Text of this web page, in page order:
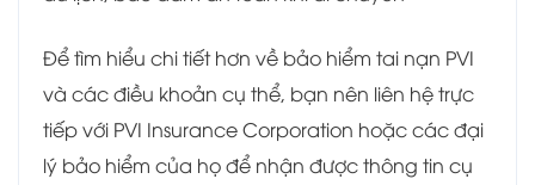
Để tìm hiểu chi tiết hơn về bảo hiểm tai nạn PVI
và các điều khoản cụ thể, bạn nên liên hệ trực
tiếp với PVI Insurance Corporation hoặc các đại
lý bảo hiểm của họ để nhận được thông tin cụ